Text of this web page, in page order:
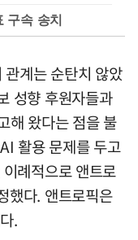
구속 송치
계는 순탄치 않았
성향 후원자들과
해 왔다는 점을 불
활용 문제를 두고
례적으로 앤트로
했다. 앤트로픽은
.